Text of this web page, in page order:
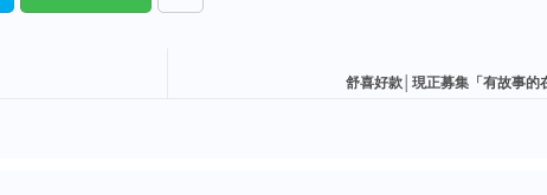
舒喜好款│現正募集「有故事的